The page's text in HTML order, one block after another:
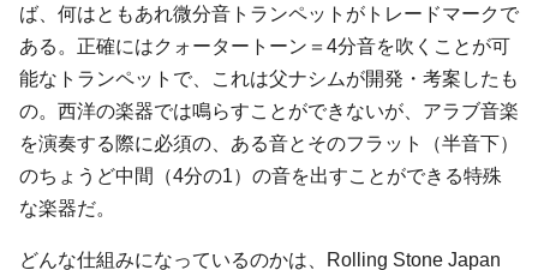
ば、何はともあれ微分音トランペットがトレードマークで
ある。正確にはクォータートーン＝4分音を吹くことが可
能なトランペットで、これは父ナシムが開発・考案したも
の。西洋の楽器では鳴らすことができないが、アラブ音楽
を演奏する際に必須の、ある音とそのフラット（半音下）
のちょうど中間（4分の1）の音を出すことができる特殊
な楽器だ。
どんな仕組みになっているのかは、Rolling Stone Japan